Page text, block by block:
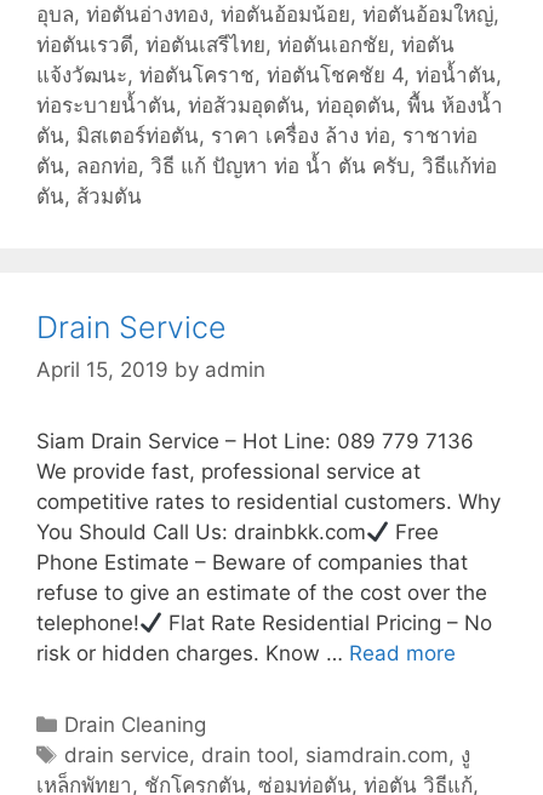
อุบล, ท่อตันอ่างทอง, ท่อตันอ้อมน้อย, ท่อตันอ้อมใหญ่,
ท่อตันเรวดี, ท่อตันเสรีไทย, ท่อตันเอกชัย, ท่อตัน
แจ้งวัฒนะ, ท่อตันโคราช, ท่อตันโชคชัย 4, ท่อน้ำตัน,
ท่อระบายน้ำตัน, ท่อส้วมอุดตัน, ท่ออุดตัน, พื้น ห้องน้ำ
ตัน, มิสเตอร์ท่อตัน, ราคา เครื่อง ล้าง ท่อ, ราชาท่อ
ตัน, ลอกท่อ, วิธี แก้ ปัญหา ท่อ น้ำ ตัน ครับ, วิธีแก้ท่อ
ตัน, ส้วมตัน
Drain Service
April 15, 2019 by admin
Siam Drain Service – Hot Line: 089 779 7136
We provide fast, professional service at
competitive rates to residential customers. Why
You Should Call Us: drainbkk.com
Free
Phone Estimate – Beware of companies that
refuse to give an estimate of the cost over the
telephone!
Flat Rate Residential Pricing – No
risk or hidden charges. Know … Read more
n
C
a
t
Drain Cleaning
T
a
drain service, drain tool, siamdrain.com, งู
เหล็กพัทยา, ชักโครกตัน, ซ่อมท่อตัน, ท่อตัน วิธีแก้,